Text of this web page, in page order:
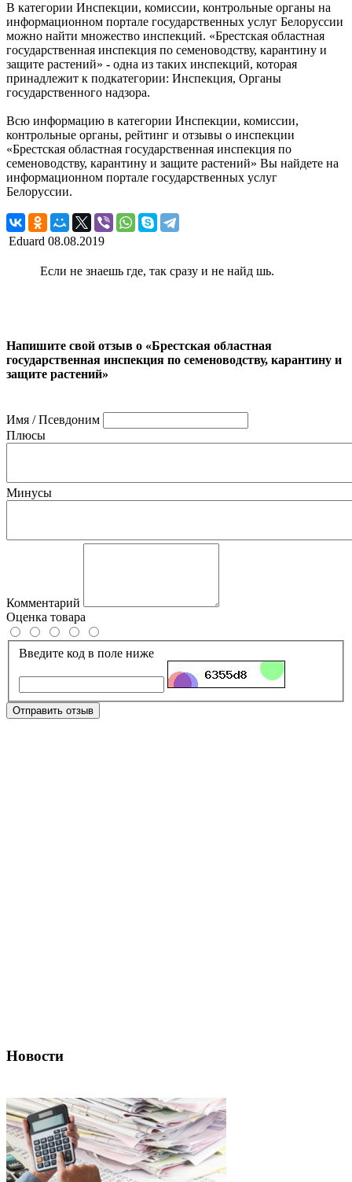
В категории Инспекции, комиссии, контрольные органы на
информационном портале государственных услуг Белоруссии
можно найти множество инспекций. «Брестская областная
государственная инспекция по семеноводству, карантину и
защите растений» - одна из таких инспекций, которая
принадлежит к подкатегории: Инспекция, Органы
государственного надзора.
Всю информацию в категории Инспекции, комиссии,
контрольные органы, рейтинг и отзывы о инспекции
«Брестская областная государственная инспекция по
семеноводству, карантину и защите растений» Вы найдете на
информационном портале государственных услуг
Белоруссии.
Eduard 08.08.2019
Если не знаешь где, так сразу и не найд шь.
Напишите свой отзыв о «Брестская областная
государственная инспекция по семеноводству, карантину и
защите растений»
Имя / Псевдоним
Плюсы
Минусы
Комментарий
Оценка товара
Введите код в поле ниже
Отправить отзыв
Новости